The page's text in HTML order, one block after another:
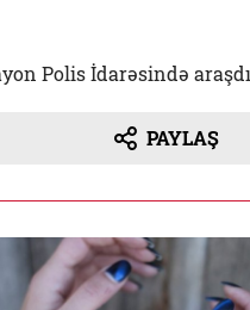
Polis İdarəsində
PAYLAŞ